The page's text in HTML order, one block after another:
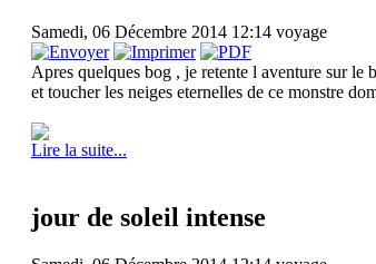
Samedi, 06 Décembre 2014 12:14 voyage
Apres quelques bog , je retente l aventure sur
et toucher les neiges eternelles de ce monstre
Lire la suite...
jour de soleil intense